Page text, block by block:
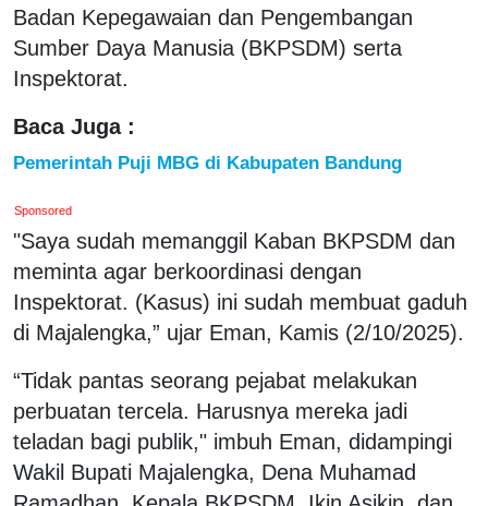
Badan Kepegawaian dan Pengembangan
Sumber Daya Manusia (BKPSDM) serta
Inspektorat.
Baca Juga :
Pemerintah Puji MBG di Kabupaten Bandung
Sponsored
"Saya sudah memanggil Kaban BKPSDM dan
meminta agar berkoordinasi dengan
Inspektorat. (Kasus) ini sudah membuat gaduh
di Majalengka,” ujar Eman, Kamis (2/10/2025).
“Tidak pantas seorang pejabat melakukan
perbuatan tercela. Harusnya mereka jadi
teladan bagi publik," imbuh Eman, didampingi
Wakil Bupati Majalengka, Dena Muhamad